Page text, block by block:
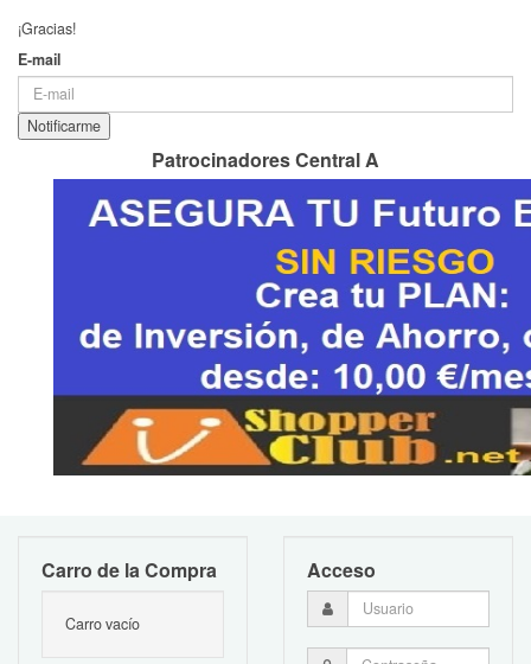
¡Gracias!
E-mail
Patrocinadores Central A
Carro de la Compra
Carro vacío
Acceso